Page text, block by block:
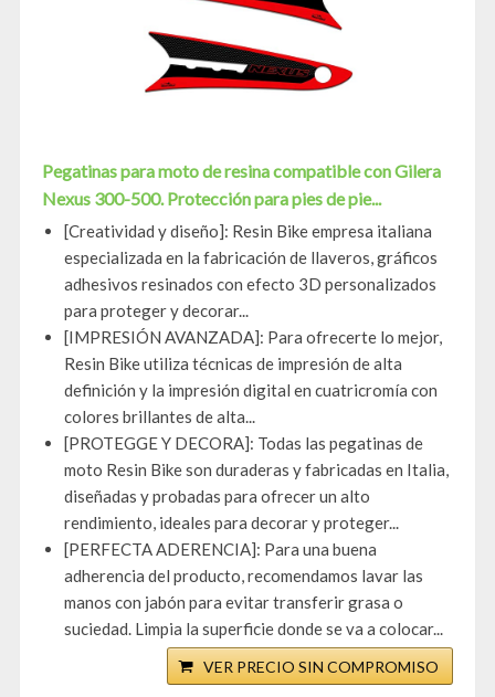
Pegatinas para moto de resina compatible con Gilera
Nexus 300-500. Protección para pies de pie...
[Creatividad y diseño]: Resin Bike empresa italiana
especializada en la fabricación de llaveros, gráficos
adhesivos resinados con efecto 3D personalizados
para proteger y decorar...
[IMPRESIÓN AVANZADA]: Para ofrecerte lo mejor,
Resin Bike utiliza técnicas de impresión de alta
definición y la impresión digital en cuatricromía con
colores brillantes de alta...
[PROTEGGE Y DECORA]: Todas las pegatinas de
moto Resin Bike son duraderas y fabricadas en Italia,
diseñadas y probadas para ofrecer un alto
rendimiento, ideales para decorar y proteger...
[PERFECTA ADERENCIA]: Para una buena
adherencia del producto, recomendamos lavar las
manos con jabón para evitar transferir grasa o
suciedad. Limpia la superficie donde se va a colocar...
VER PRECIO SIN COMPROMISO